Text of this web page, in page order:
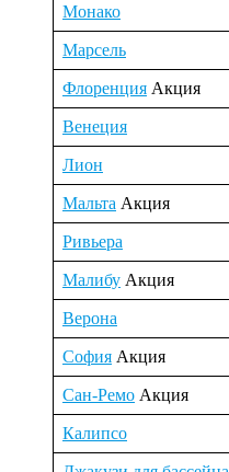
Монако
Марсель
Флоренция Акция
Венеция
Лион
Мальта Акция
Ривьера
Малибу Акция
Верона
София Акция
Сан-Ремо Акция
Калипсо